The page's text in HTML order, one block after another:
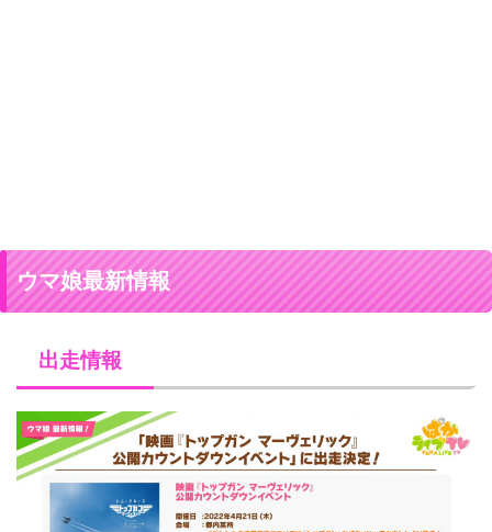
ウマ娘最新情報
出走情報